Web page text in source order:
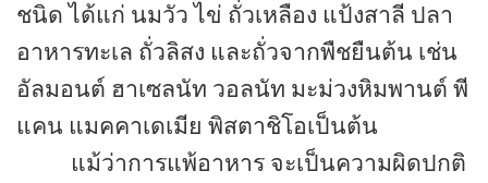
ชนิด ได้แก่ นมวัว ไข่ ถั่วเหลือง แป้งสาลี ปลา
อาหารทะเล ถั่วลิสง และถั่วจากพืชยืนต้น เช่น
อัลมอนต์ ฮาเซลนัท วอลนัท มะม่วงหิมพานต์ พี
แคน แมคคาเดเมีย พิสตาชิโอเป็นต้น
แม้ว่าการแพ้อาหาร จะเป็นความผิดปกติ